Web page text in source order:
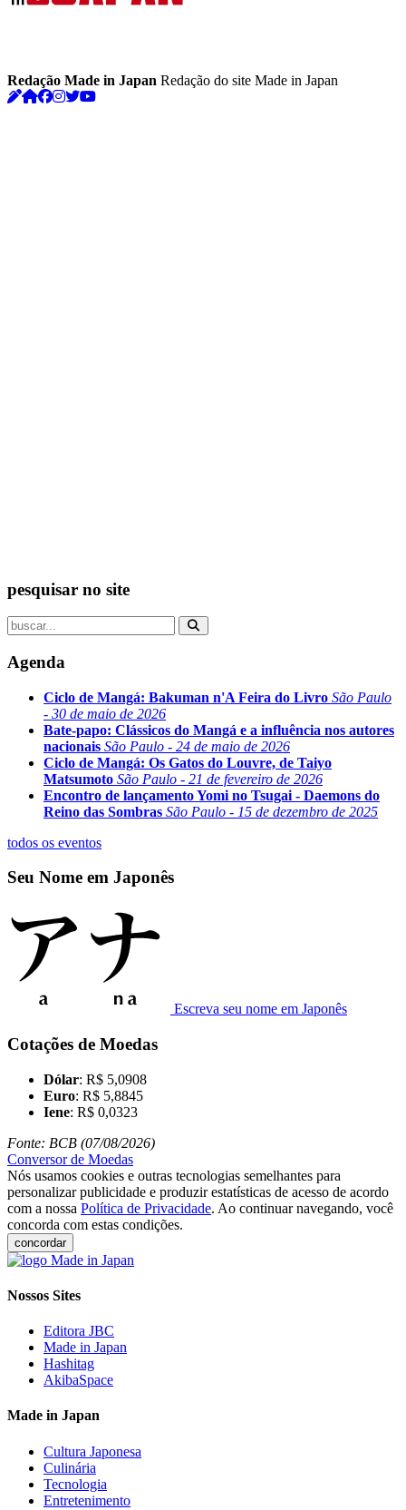
Redação Made in Japan Redação do site Made in Japan
pesquisar no site
Agenda
Ciclo de Mangá: Bakuman n'A Feira do Livro São Paulo
- 30 de maio de 2026
Bate-papo: Clássicos do Mangá e a influência nos autores
nacionais São Paulo - 24 de maio de 2026
Ciclo de Mangá: Os Gatos do Louvre, de Taiyo
Matsumoto São Paulo - 21 de fevereiro de 2026
Encontro de lançamento Yomi no Tsugai - Daemons do
Reino das Sombras São Paulo - 15 de dezembro de 2025
todos os eventos
Seu Nome em Japonês
Escreva seu nome em Japonês
Cotações de Moedas
Dólar: R$ 5,0908
Euro: R$ 5,8845
Iene: R$ 0,0323
Fonte: BCB (07/08/2026)
Conversor de Moedas
Nós usamos cookies e outras tecnologias semelhantes para
personalizar publicidade e produzir estatísticas de acesso de acordo
com a nossa Política de Privacidade. Ao continuar navegando, você
concorda com estas condições.
concordar
Nossos Sites
Editora JBC
Made in Japan
Hashitag
AkibaSpace
Made in Japan
Cultura Japonesa
Culinária
Tecnologia
Entretenimento